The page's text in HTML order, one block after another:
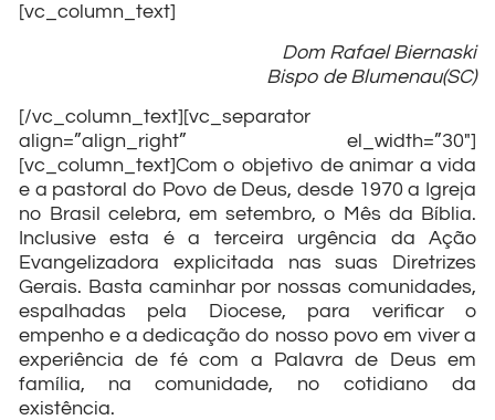
[vc_column_text]
Dom Rafael Biernaski
Bispo de Blumenau(SC)
[/vc_column_text][vc_separator
align=”align_right” el_width=”30″]
[vc_column_text]Com o objetivo de animar a vida
e a pastoral do Povo de Deus, desde 1970 a Igreja
no Brasil celebra, em setembro, o Mês da Bíblia.
Inclusive esta é a terceira urgência da Ação
Evangelizadora explicitada nas suas Diretrizes
Gerais. Basta caminhar por nossas comunidades,
espalhadas pela Diocese, para verificar o
empenho e a dedicação do nosso povo em viver a
experiência de fé com a Palavra de Deus em
família, na comunidade, no cotidiano da
existência.